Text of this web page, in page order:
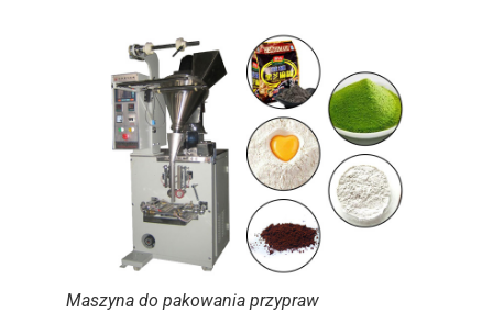
Maszyna do pakowania przypraw